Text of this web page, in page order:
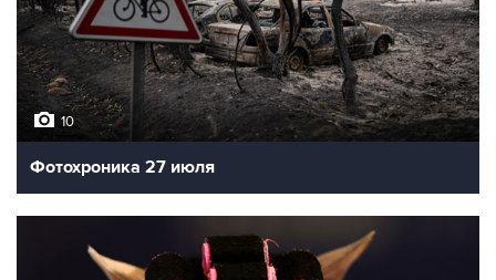
10
Фотохроника 27 июля